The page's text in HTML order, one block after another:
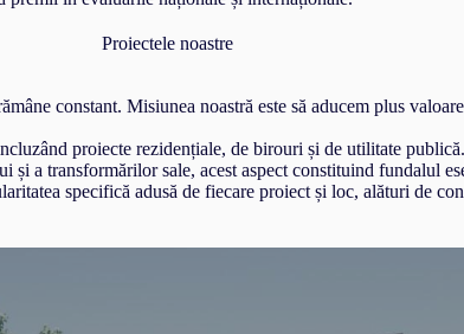
Proiectele noastre
constant. Misiunea noastră este să aducem plus
proiecte rezidențiale, de birouri și de utilitate
și a transformărilor sale, acest aspect constituind fundalul
specifică adusă de fiecare proiect și loc, alături de